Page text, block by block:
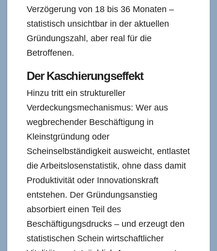
Verzögerung von 18 bis 36 Monaten –
statistisch unsichtbar in der aktuellen
Gründungszahl, aber real für die
Betroffenen.
Der Kaschierungseffekt
Hinzu tritt ein struktureller
Verdeckungsmechanismus: Wer aus
wegbrechender Beschäftigung in
Kleinstgründung oder
Scheinselbständigkeit ausweicht, entlastet
die Arbeitslosenstatistik, ohne dass damit
Produktivität oder Innovationskraft
entstehen. Der Gründungsanstieg
absorbiert einen Teil des
Beschäftigungsdrucks – und erzeugt den
statistischen Schein wirtschaftlicher